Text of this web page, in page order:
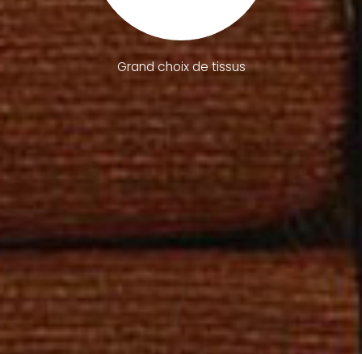
Grand choix de tissus